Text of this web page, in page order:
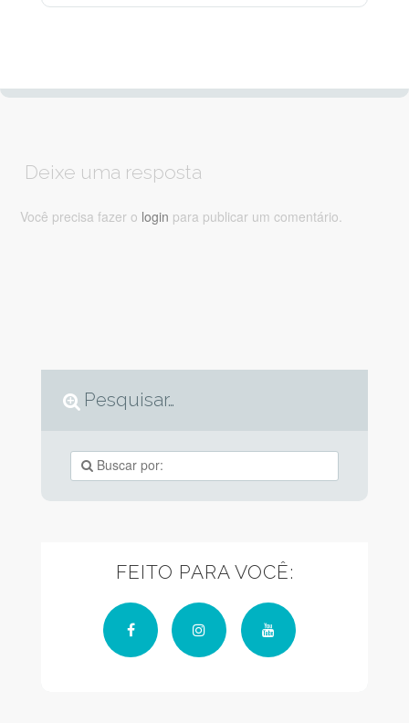
Deixe uma resposta
Você precisa fazer o login para publicar um comentário.
Pesquisar…
FEITO PARA VOCÊ: